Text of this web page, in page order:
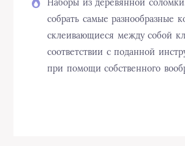
Наборы из деревянной
собрать самые разнообразные
склеивающиеся между собой
соответствии с поданной
при помощи собственного